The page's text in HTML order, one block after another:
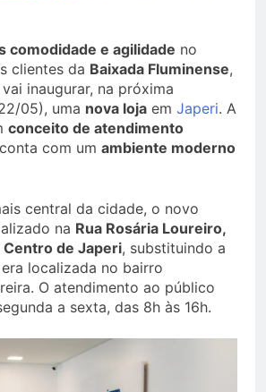
comodidade e agilidade no
clientes da Baixada Fluminense,
vai inaugurar, na próxima
05), uma nova loja em Japeri. A
conceito de atendimento
com um ambiente moderno
central da cidade, o novo
na Rua Rosária Loureiro,
Centro de Japeri, substituindo a
localizada no bairro
O atendimento ao público
a sexta, das 8h às 16h.